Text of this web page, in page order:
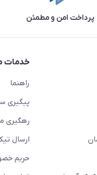
پرداخت امن و مطمئن
خدمات
راهنما
پیگیری
رهگیری
ارسال
حریم